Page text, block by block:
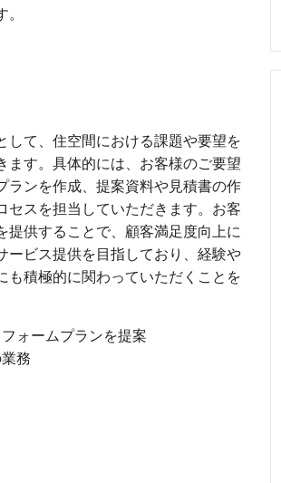
して、住空間における課題や要望を
ます。具体的には、お客様のご要望
ランを作成、提案資料や見積書の作
セスを担当していただきます。お客
供することで、顧客満足度向上に
ービス提供を目指しており、経験や
も積極的に関わっていただくことを
ォームプランを提案
務